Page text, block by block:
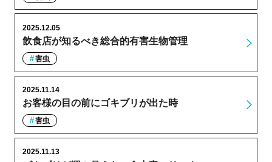
飲食店が知るべき総合的有害生物管理
2025.12.05
害虫
お客様の目の前にゴキブリが出た時
2025.11.14
害虫
2025.11.13